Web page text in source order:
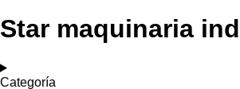
Star maquinaria
Categoría